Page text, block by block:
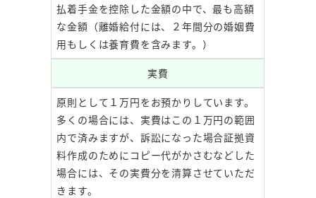
払着手金を控除した金額の中で、最も高額
な金額（離婚給付には、２年間分の婚姻費
用もしくは養育費を含みます。）
実費
原則として１万円をお預かりしています。
多くの場合には、実費はこの１万円の範囲
内で済みますが、訴訟になった場合証拠資
料作成のためにコピー代がかさむなどした
場合には、その実費分を清算させていただ
きます。